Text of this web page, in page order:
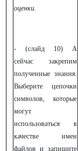
оценки.
- (слайд 10) А
сейчас закрепим
полученные знания.
Выберите цепочки
символов, которые
могут
использоваться в
качестве имен
файлов и запишите